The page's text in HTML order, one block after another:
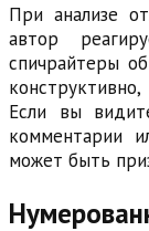
При анализе
автор
спичрайтеры
Если вы
комментарии
может быть